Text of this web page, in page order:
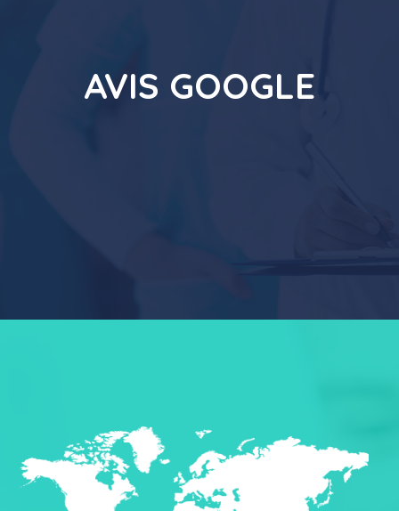
AVIS GOOGLE